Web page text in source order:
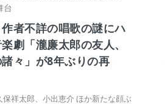
台
作者不詳の唱歌の謎にハ
劇「瀧廉太郎の友人、
々」が8年ぶりの再
祥太郎、小出恵介 ほか新たな顔ぶ